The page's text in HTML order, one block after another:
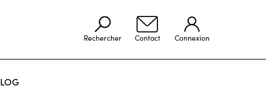
Rechercher Contact Connexion